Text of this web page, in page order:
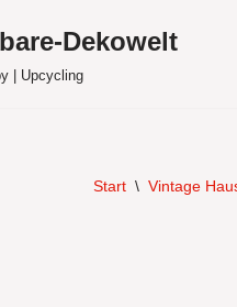
Dekowelt
| Upcycling
Start \ Vintage